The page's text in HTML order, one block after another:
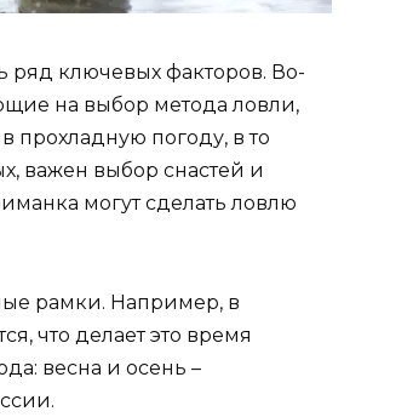
ключевых факторов. Во-
на выбор метода ловли,
прохладную погоду, в то
важен выбор снастей и
могут сделать ловлю
рамки. Например, в
что делает это время
весна и осень –